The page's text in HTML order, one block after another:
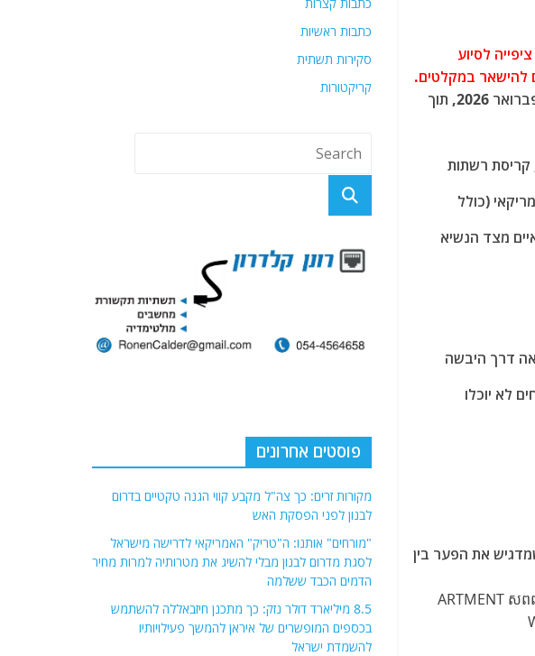
לסיוע
להישאר במקלטים.
משרד החוץ האמריקאי החמיר את אזהרת המסע לאיראן לרמה הגבוהה ביותר (Red Alert) ב-6 בפברואר 2026, תוך
קריסת רשתות
(כולל
מצד הנשיא
דרך היבשה
לא יוכלו
של שיחות גרעין בדרג גבוה בעומאן (6 בפברואר 2026), מה שמדגיש את הפער בין
כתבות ראשיות
סקירות תשתית
קריקטורות
פוסטים אחרונים
מקורות זרים: כך צה"ל מקבע קווי הגנה טקטיים בדרום
לבנון לפני הפסקת האש
"מורחים" אותנו: ה"טריק" האמריקאי לדרישה מישראל
לסגת מדרום לבנון מבלי להשיג את מטרותיה למרות מחיר
הדמים הכבד ששלמה
8.5 מיליארד דולר נזק: כך מתכנן חיזבאללה להשתמש
בכספים המופשרים של איראן להמשך פעילויותיו
להשמדת ישראל